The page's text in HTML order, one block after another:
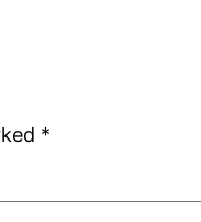
*